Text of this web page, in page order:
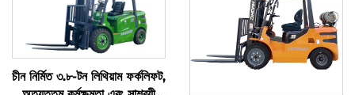
চীন নির্মিত ৩.৮-টন লিথিয়াম ফর্কলিফট,